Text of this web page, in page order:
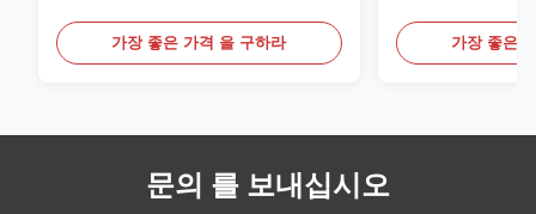
가장 좋은 가격 을 구하라 가장 좋은
문의 를 보내십시오